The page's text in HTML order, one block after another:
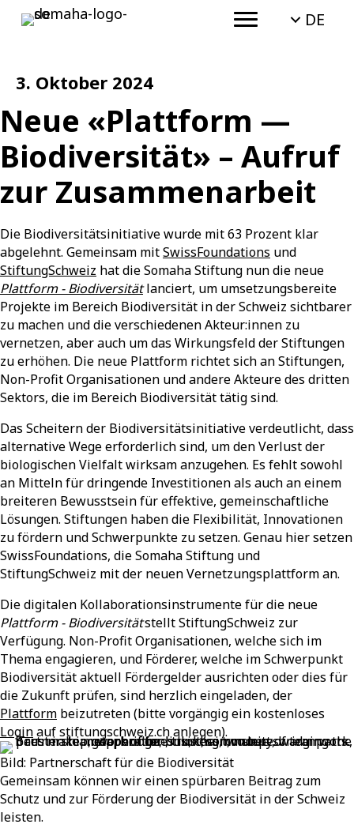
DE
3. Oktober 2024
Neue «Plattform —
Biodiversität» – Aufruf
zur Zusammenarbeit
Die Biodiversitätsinitiative wurde mit 63 Prozent klar
abgelehnt. Gemeinsam mitSwissFoundations und
StiftungSchweiz hat die Somaha Stiftung nun die neue
Plattform - Biodiversitätlanciert, um umsetzungsbereite
Projekte im Bereich Biodiversität in der Schweiz sichtbarer
zu machen und die verschiedenen Akteur:innen zu
vernetzen, aber auch um das Wirkungsfeld der Stiftungen
zu erhöhen. Die neue Plattform richtet sich an Stiftungen,
Non-Profit Organisationen und andere Akteure des dritten
Sektors, die im Bereich Biodiversität tätig sind.
Das Scheitern der Biodiversitätsinitiative verdeutlicht, dass
alternative Wege erforderlich sind, um den Verlust der
biologischen Vielfalt wirksam anzugehen. Es fehlt sowohl
an Mitteln für dringende Investitionen als auch an einem
breiteren Bewusstsein für effektive, gemeinschaftliche
Lösungen. Stiftungen haben die Flexibilität, Innovationen
zu fördern und Schwerpunkte zu setzen. Genau hier setzen
SwissFoundations, die Somaha Stiftung und
StiftungSchweiz mit der neuen Vernetzungsplattform an.
Die digitalen Kollaborationsinstrumente für die neue
Plattform - Biodiversitätstellt StiftungSchweiz zur
Verfügung. Non-Profit Organisationen, welche sich im
Thema engagieren, und Förderer, welche im Schwerpunkt
Biodiversität aktuell Fördergelder ausrichten oder dies für
die Zukunft prüfen, sind herzlich eingeladen, der
Plattform beizutreten (bitte vorgängig ein kostenloses
Loginauf stiftungschweiz.ch anlegen).
Bild: Partnerschaft für die Biodiversität
Gemeinsam können wir einen spürbaren Beitrag zum
Schutz und zur Förderung der Biodiversität in der Schweiz
leisten.